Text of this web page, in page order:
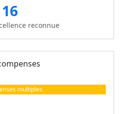
16
reconnue
multiples